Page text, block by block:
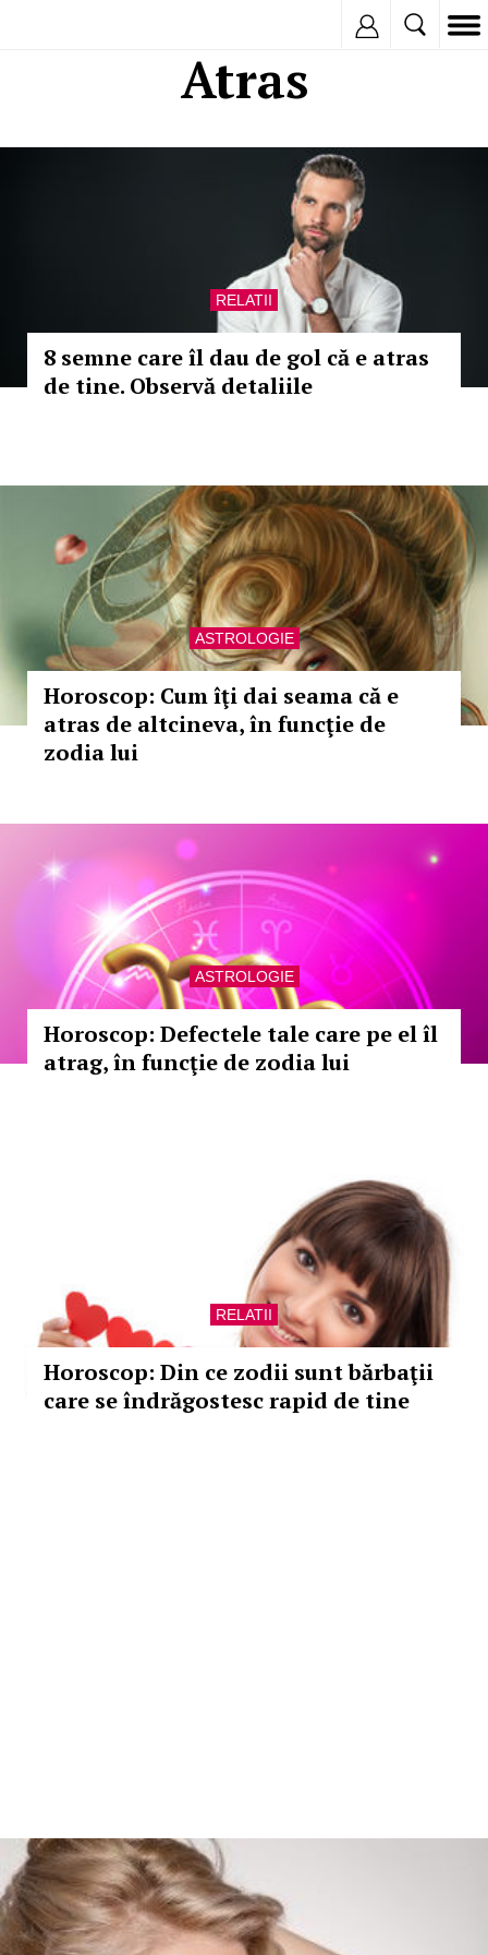
Atras
RELATII
8 semne care îl dau de gol că e atras
de tine. Observă detaliile
ASTROLOGIE
Horoscop: Cum îţi dai seama că e
atras de altcineva, în funcţie de
zodia lui
ASTROLOGIE
Horoscop: Defectele tale care pe el îl
atrag, în funcţie de zodia lui
RELATII
Horoscop: Din ce zodii sunt bărbaţii
care se îndrăgostesc rapid de tine